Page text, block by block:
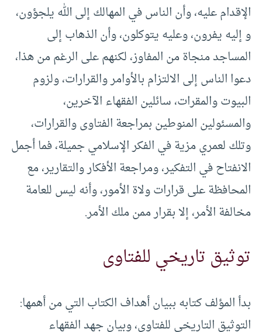
الإقدام عليه، وأن الناس في المهالك إلى الله يلجؤون،
و إليه يفرون، وعليه يتوكلون، وأن الذهاب إلى
المساجد منجاة من المفاوز، لكنهم على الرغم من هذا،
دعوا الناس إلى الالتزام بالأوامر والقرارات، ولزوم
البيوت والمقرات، سائلين الفقهاء الآخرين،
والمسئولين المنوطين بمراجعة الفتاوى والقرارات،
وتلك لعمري مزية في الفكر الإسلامي جميلة، فما أجمل
الانفتاح في التفكير، ومراجعة الأفكار والتقارير، مع
المحافظة على قرارات ولاة الأمور، وأنه ليس للعامة
مخالفة الأمر، إلا بقرار ممن ملك الأمر.
توثيق تاريخي للفتاوى
بدأ المؤلف كتابه ببيان أهداف الكتاب التي من أهمها:
التوثيق التاريخي للفتاوى، وبيان جهد الفقهاء